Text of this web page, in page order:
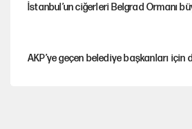
İstanbul’un ciğerleri Belgrad Ormanı
AKP’ye geçen belediye başkanları için